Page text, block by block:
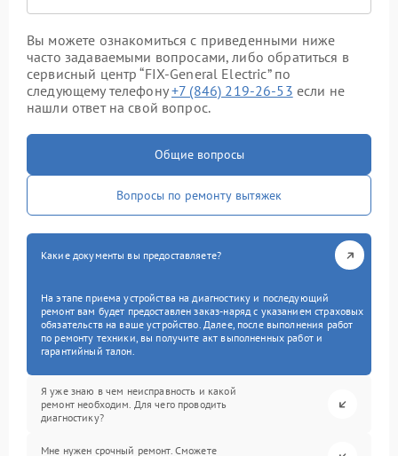
Вы можете ознакомиться с приведенными ниже
часто задаваемыми вопросами, либо обратиться в
сервисный центр “FIX-General Electric” по
следующему телефону+7 (846) 219-26-53 если не
нашли ответ на свой вопрос.
Общие вопросы
Вопросы по ремонту вытяжек
Какие документы вы предоставляете?
На этапе приема устройства на диагностику и последующий
ремонт вам будет предоставлен заказ-наряд с указанием страховых
обязательств на ваше устройство. Далее, после выполнения работ
по ремонту техники, вы получите акт выполненных работ и
гарантийный талон.
Я уже знаю в чем неисправность и какой
ремонт необходим. Для чего проводить
диагностику?
Мне нужен срочный ремонт. Сможете